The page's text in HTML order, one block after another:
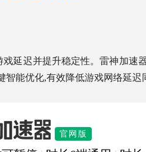
延迟并提升稳定性。雷神加速
智能优化,有效降低游戏网络延
速器 官网版